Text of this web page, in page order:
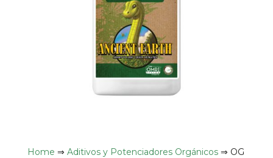
Home ⇒ Aditivos y Potenciadores Orgánicos⇒ OG